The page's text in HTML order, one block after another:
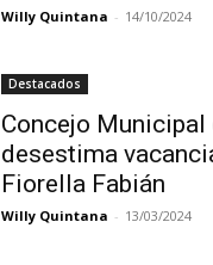
Willy Quintana - 14/10/2024
Destacados
Concejo Municipal
desestima
Fiorella Fabián
Willy Quintana - 13/03/2024